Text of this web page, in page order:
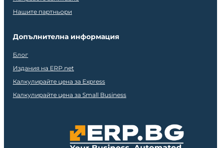
Нашите партньори
Допълнителна информация
Блог
Издания на ERP.net
Калкулирайте цена за Express
Калкулирайте цена за Small Business